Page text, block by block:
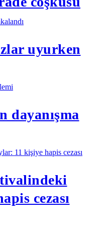
uyurken
dayanışma
cezası